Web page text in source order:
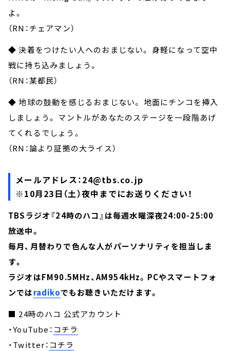
よ。
（RN：チェアマン）
◆ 決着をつけたい人へのおまじない。 身軽になって空中
戦に持ち込みましょう。
（RN：某都民）
◆ 地球の鼓動を感じるおまじない。 地面にチンコを挿入
しましょう。 マントルがあなたのステージを一段階あげ
てくれるでしょう。
（RN：論より証拠の大ライス）
メールアドレス：24@tbs.co.jp
※10月23日（土）夜中までにお送りください！
TBSラジオ『24時のハコ』は毎週水曜深夜24:00-25:00
放送中。
毎月、月替わりで色んな人がパーソナリティを担当しま
す。
ラジオはFM90.5MHz、AM954kHz。PCやスマートフォ
ンではradikoでもお聴きいただけます。
■ 24時のハコ 公式アカウント
・YouTube： コチラ
・Twitter： コチラ